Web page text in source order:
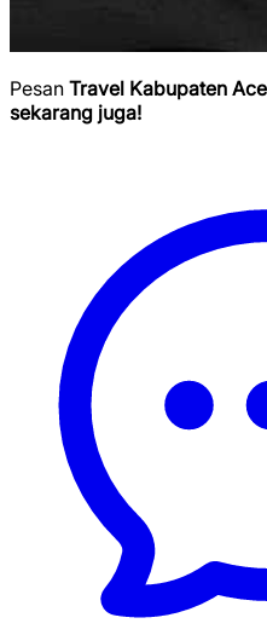
Pesan Travel Kabupaten
sekarang juga!